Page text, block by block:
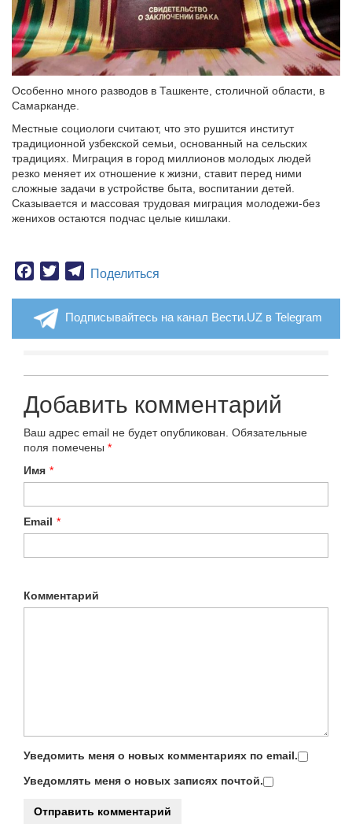
Особенно много разводов в Ташкенте, столичной области, в
Самарканде.
Местные социологи считают, что это рушится институт
традиционной узбекской семьи, основанный на сельских
традициях. Миграция в город миллионов молодых людей
резко меняет их отношение к жизни, ставит перед ними
сложные задачи в устройстве быта, воспитании детей.
Сказывается и массовая трудовая миграция молодежи-без
женихов остаются подчас целые кишлаки.
Facebook
TwitterTelegram
Поделиться
Подписывайтесь на канал Вести.UZ в Telegram
Добавить комментарий
Ваш адрес email не будет опубликован. Обязательные
поля помечены *
Имя *
Email *
Комментарий
Уведомить меня о новых комментариях по email.
Уведомлять меня о новых записях почтой.